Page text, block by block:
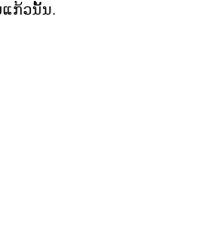
ແກ້ວນັ້ນ.